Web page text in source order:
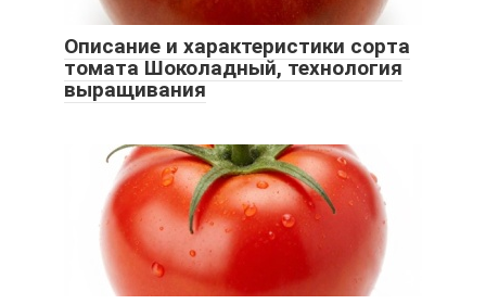
Описание и характеристики сорта
томата Шоколадный, технология
выращивания